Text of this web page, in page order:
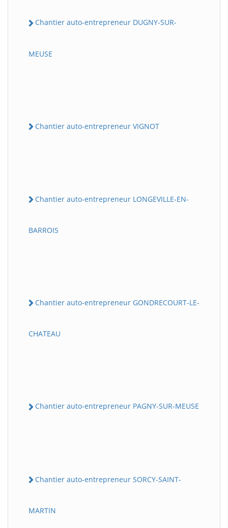
Chantier auto-entrepreneur DUGNY-SUR-
MEUSE
Chantier auto-entrepreneur VIGNOT
Chantier auto-entrepreneur LONGEVILLE-EN-
BARROIS
Chantier auto-entrepreneur GONDRECOURT-LE-
CHATEAU
Chantier auto-entrepreneur PAGNY-SUR-MEUSE
Chantier auto-entrepreneur SORCY-SAINT-
MARTIN